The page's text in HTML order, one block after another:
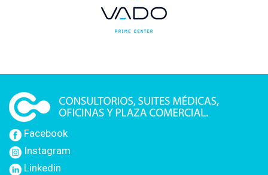
Facebook
Instagram
Linkedin